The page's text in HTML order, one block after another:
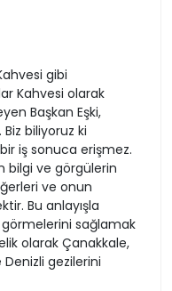
gibi
Kahvesi olarak
Başkan Eşki,
biliyoruz ki
iş sonuca erişmez.
bilgi ve görgülerin
ve onun
Bu anlayışla
sağlamak
olarak Çanakkale,
Denizli gezilerini